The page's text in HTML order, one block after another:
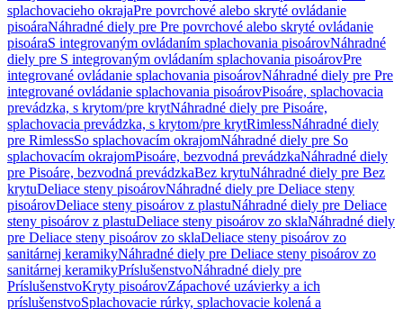
splachovacieho okrajaPre povrchové alebo skryté ovládanie
pisoáraNáhradné diely pre Pre povrchové alebo skryté ovládanie
pisoáraS integrovaným ovládaním splachovania pisoárovNáhradné
diely pre S integrovaným ovládaním splachovania pisoárovPre
integrované ovládanie splachovania pisoárovNáhradné diely pre Pre
integrované ovládanie splachovania pisoárovPisoáre, splachovacia
prevádzka, s krytom/pre krytNáhradné diely pre Pisoáre,
splachovacia prevádzka, s krytom/pre krytRimlessNáhradné diely
pre RimlessSo splachovacím okrajomNáhradné diely pre So
splachovacím okrajomPisoáre, bezvodná prevádzkaNáhradné diely
pre Pisoáre, bezvodná prevádzkaBez krytuNáhradné diely pre Bez
krytuDeliace steny pisoárovNáhradné diely pre Deliace steny
pisoárovDeliace steny pisoárov z plastuNáhradné diely pre Deliace
steny pisoárov z plastuDeliace steny pisoárov zo sklaNáhradné diely
pre Deliace steny pisoárov zo sklaDeliace steny pisoárov zo
sanitárnej keramikyNáhradné diely pre Deliace steny pisoárov zo
sanitárnej keramikyPríslušenstvoNáhradné diely pre
PríslušenstvoKryty pisoárovZápachové uzávierky a ich
príslušenstvoSplachovacie rúrky, splachovacie kolená a